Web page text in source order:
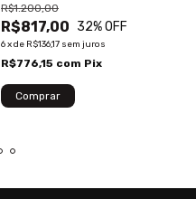
R$817,00
R$1.200,00
32% OFF
6xde R$136,17 sem juros
R$776,15 com Pix